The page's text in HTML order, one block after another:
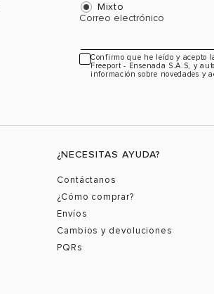
Mixto
Correo electrónico
Confirmo que he leído y acepto
Freeport - Ensenada S.A.S, y
información sobre novedades y
¿NECESITAS AYUDA?
Contáctanos
¿Cómo comprar?
Envíos
Cambios y devoluciones
PQRs